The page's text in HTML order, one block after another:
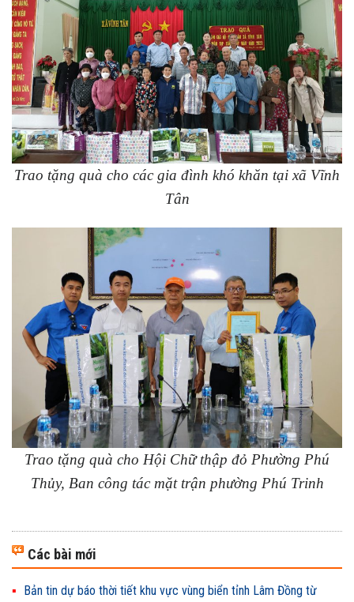
Trao tặng quà cho các gia đình khó khăn tại xã Vĩnh
Tân
Trao tặng quà cho Hội Chữ thập đỏ Phường Phú
Thủy, Ban công tác mặt trận phường Phú Trinh
Các bài mới
Bản tin dự báo thời tiết khu vực vùng biển tỉnh Lâm Đồng từ